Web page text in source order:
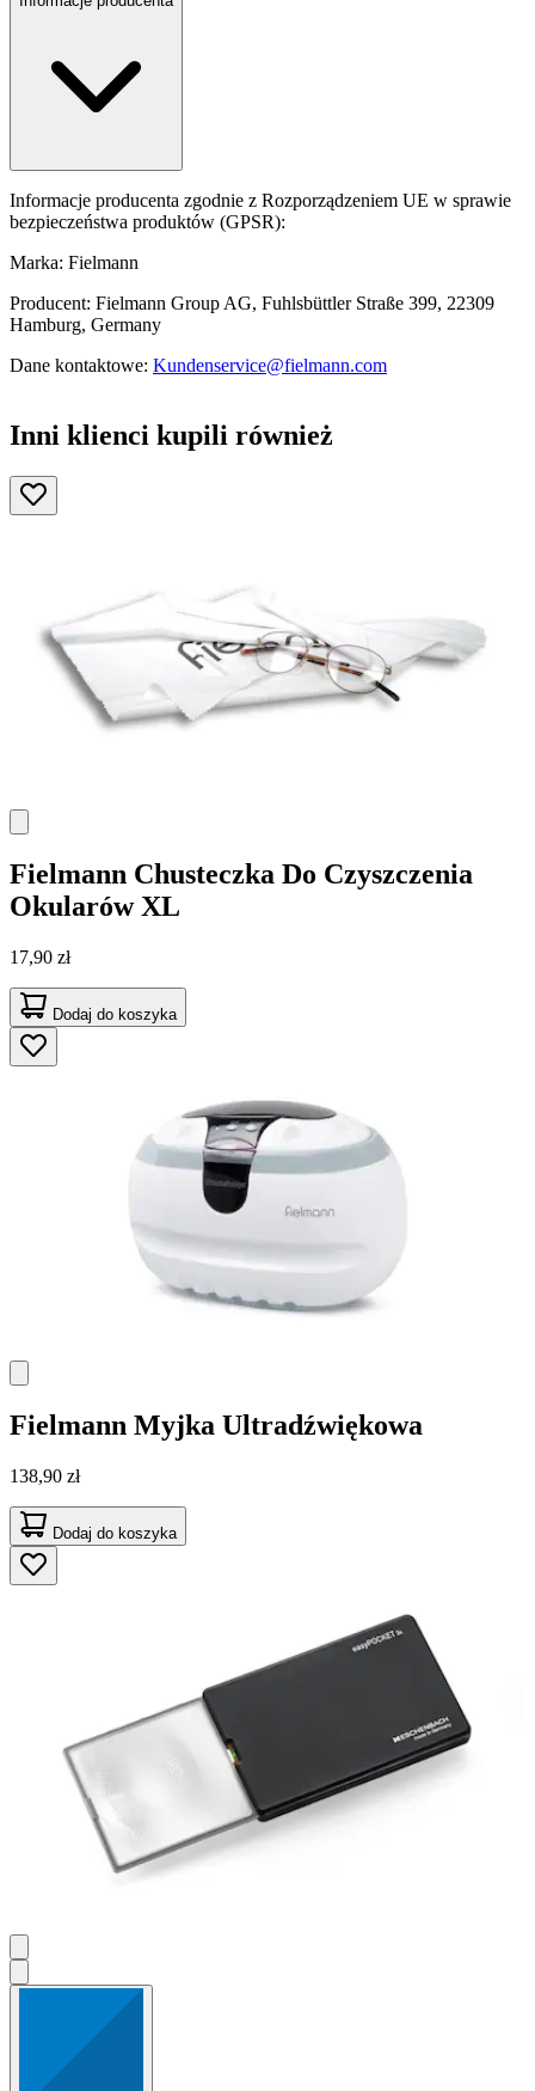
Informacje producenta zgodnie z Rozporządzeniem UE w sprawie
bezpieczeństwa produktów (GPSR):
Marka: Fielmann
Producent: Fielmann Group AG, Fuhlsbüttler Straße 399, 22309
Hamburg, Germany
Dane kontaktowe: Kundenservice@fielmann.com
Inni klienci kupili również
Fielmann Chusteczka Do Czyszczenia
Okularów XL
17,90 zł
Dodaj do koszyka
Fielmann Myjka Ultradźwiękowa
138,90 zł
Dodaj do koszyka